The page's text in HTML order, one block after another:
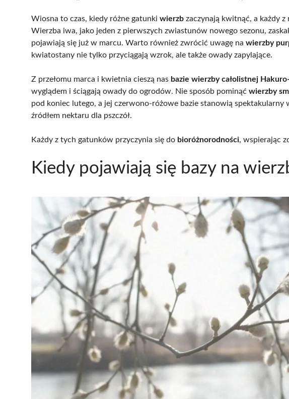
Wiosna to czas, kiedy różne gatunki wierzb zaczynają kwitnąć, a każdy
Wierzba iwa, jako jeden z pierwszych zwiastunów nowego sezonu,
pojawiają się już w marcu. Warto również zwrócić uwagę na wierzby
kwiatostany nie tylko przyciągają wzrok, ale także owady zapylające.
Z przełomu marca i kwietnia cieszą nas bazie wierzby całolistnej
wyglądem i ściągają owady do ogrodów. Nie sposób pominąć wierzby
pod koniec lutego, a jej czerwono-różowe bazie stanowią spektakularny
źródłem nektaru dla pszczół.
Każdy z tych gatunków przyczynia się do bioróżnorodności, wspierając
Kiedy pojawiają się bazy na